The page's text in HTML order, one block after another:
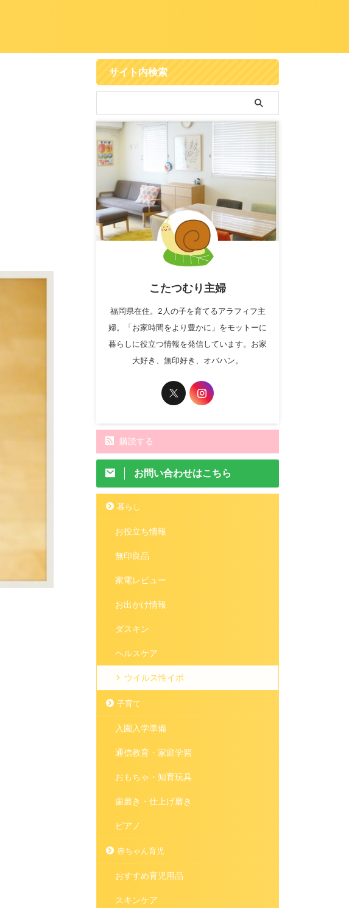
サイト内検索
こたつむり主婦
福岡県在住。2人の子を育てるアラフィフ主
婦。「お家時間をより豊かに」をモットーに
暮らしに役立つ情報を発信しています。お家
大好き、無印好き、オバハン。
購読する
お問い合わせはこちら
暮らし
お役立ち情報
無印良品
家電レビュー
お出かけ情報
ダスキン
ヘルスケア
ウイルス性イボ
子育て
入園入学準備
通信教育・家庭学習
おもちゃ・知育玩具
歯磨き・仕上げ磨き
ピアノ
赤ちゃん育児
おすすめ育児用品
スキンケア